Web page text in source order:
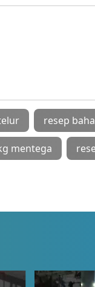
resep
mentega